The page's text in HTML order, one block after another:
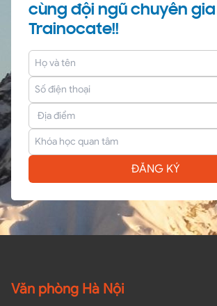
cùng đội ngũ chuyên gia
Trainocate!!
ĐĂNG KÝ
Văn phòng Hà Nội